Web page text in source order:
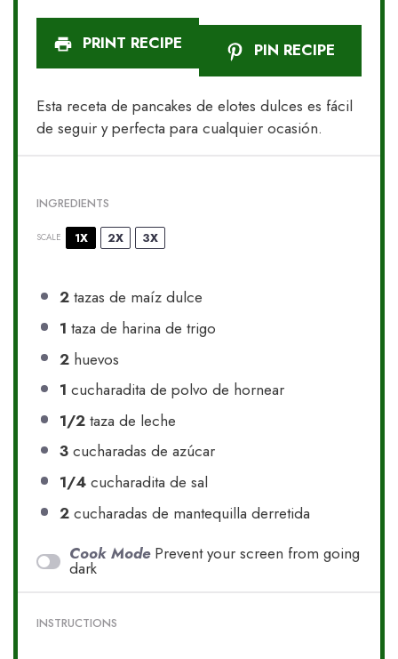
PRINT RECIPE PIN RECIPE
Esta receta de pancakes de elotes dulces es fácil
de seguir y perfecta para cualquier ocasión.
INGREDIENTS
SCALE 1X 2X 3X
2tazas de maíz dulce
1 taza de harina de trigo
2huevos
1 cucharadita de polvo de hornear
1/2taza de leche
3cucharadas de azúcar
1/4cucharadita de sal
2cucharadas de mantequilla derretida
Cook Mode Prevent your screen from going
dark
INSTRUCTIONS